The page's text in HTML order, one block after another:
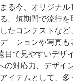
る今、オリジナル
。短期間で流行を
たコンテストなど
ーションや写真も
目で見やすいデザ
対応力、デザイ
イテムとして、